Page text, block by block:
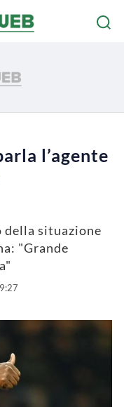
l’agente
della situazione
"Grande